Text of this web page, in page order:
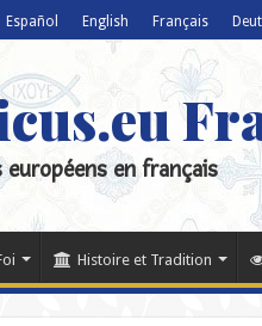
Español English Français
en français
Histoire et Tradition